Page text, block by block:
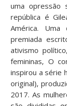
uma opressão
república é
América.
premiada
ativismo
femininas, O
inspirou a série
original),
2017. As